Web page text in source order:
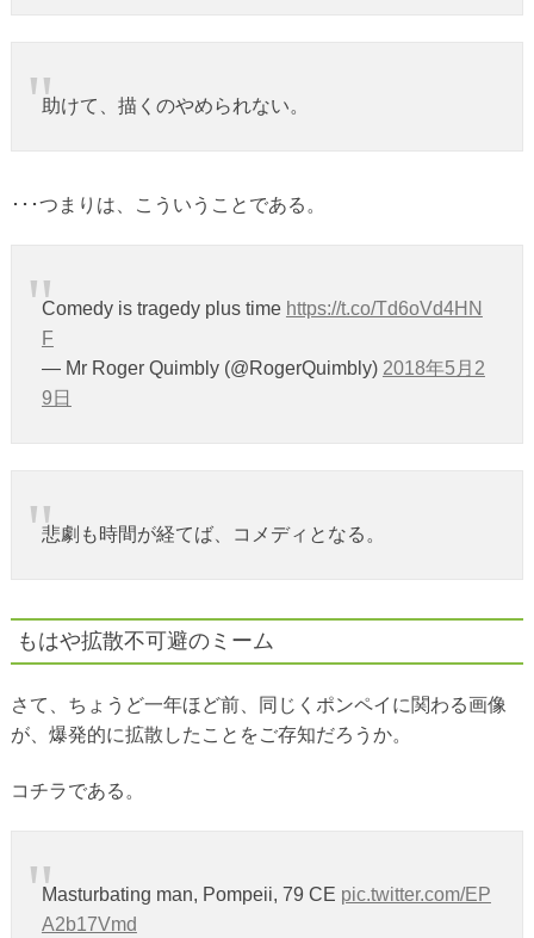
助けて、描くのやめられない。
･･･つまりは、こういうことである。
Comedy is tragedy plus time https://t.co/Td6oVd4HN
F
— Mr Roger Quimbly (@RogerQuimbly) 2018年5月2
9日
悲劇も時間が経てば、コメディとなる。
もはや拡散不可避のミーム
さて、ちょうど一年ほど前、同じくポンペイに関わる画像
が、爆発的に拡散したことをご存知だろうか。
コチラである。
Masturbating man, Pompeii, 79 CE pic.twitter.com/EP
A2b17Vmd